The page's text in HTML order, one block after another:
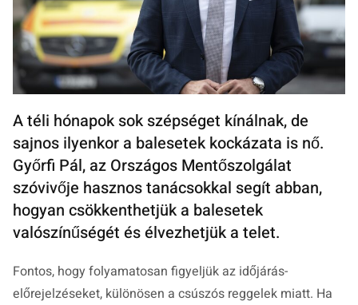
A téli hónapok sok szépséget kínálnak, de
sajnos ilyenkor a balesetek kockázata is nő.
Győrfi Pál, az Országos Mentőszolgálat
szóvivője hasznos tanácsokkal segít abban,
hogyan csökkenthetjük a balesetek
valószínűségét és élvezhetjük a telet.
Fontos, hogy folyamatosan figyeljük az időjárás-
előrejelzéseket, különösen a csúszós reggelek miatt. Ha